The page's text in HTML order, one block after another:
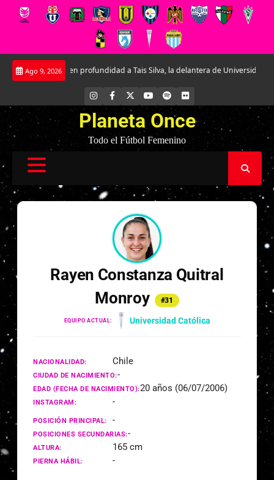
Saltar
Ago 9, 2026
Conociendo en profundidad a Tais Silva, la delantera de Universidad
INSTAGRAM
FACEBOOK YOUTUBE
SPOTIFYFLICKR
Planeta Once
Todo el Fútbol Femenino
Rayen Constanza Quitral
Monroy
#31
EQUIPO ACTUAL: Universidad Católica
NACIONALIDAD: Chile
CIUDAD DE NACIMIENTO:-
EDAD (FECHA DE NACIMIENTO):20 años (06/07/2006)
INSTAGRAM: -
POSICIÓN PRINCIPAL: -
POSICIONES SECUNDARIAS:-
ALTURA: 165 cm
PIERNA HÁBIL: -